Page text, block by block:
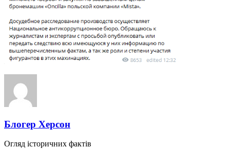
Блогер Херсон
Огляд історичних фактів